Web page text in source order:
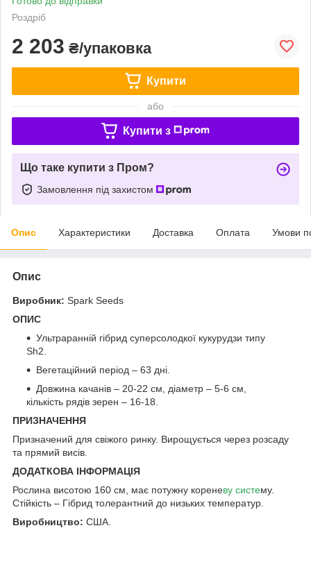
Роздріб
2 203 ₴/упаковка
Купити
або
Купити з
Що таке купити з Пром?
Замовлення під захистом
Опис Характеристики Доставка Оплата Умови
Опис
Виробник: Spark Seeds
ОПИС
Ультраранній гібрид суперсолодкої кукурудзи типу
Sh2.
Вегетаційний період – 63 дні.
Довжина качанів – 20-22 см, діаметр – 5-6 см,
кількість рядів зерен – 16-18.
ПРИЗНАЧЕННЯ
Призначений для свіжого ринку. Вирощується через розсаду
та прямий висів.
ДОДАТКОВА ІНФОРМАЦІЯ
Рослина висотою 160 см, має потужну кореневу систему.
Стійкість – Гібрид толерантний до низьких температур.
Виробництво: США.